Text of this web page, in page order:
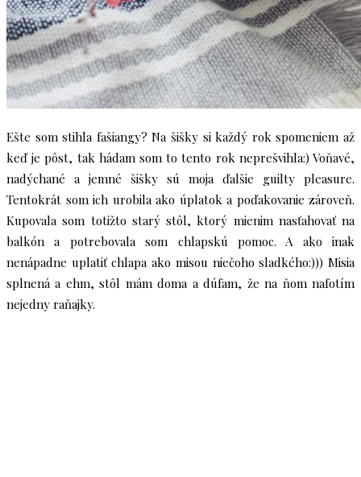
Ešte som stihla fašiangy? Na šišky si každý rok spomeniem až
keď je pôst, tak hádam som to tento rok neprešvihla:) Voňavé,
nadýchané a jemné šišky sú moja ďalšie guilty pleasure.
Tentokrát som ich urobila ako úplatok a poďakovanie zároveň.
Kupovala som totižto starý stôl, ktorý mienim nasťahovať na
balkón a potrebovala som chlapskú pomoc. A ako inak
nenápadne uplatiť chlapa ako misou niečoho sladkého:))) Misia
splnená a ehm, stôl mám doma a dúfam, že na ňom nafotím
nejedny raňajky.